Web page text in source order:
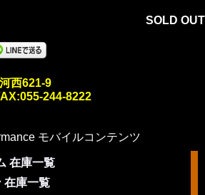
SOLD OUT
西621-9
244-8222
モバイルコンテンツ
在庫一覧
在庫一覧